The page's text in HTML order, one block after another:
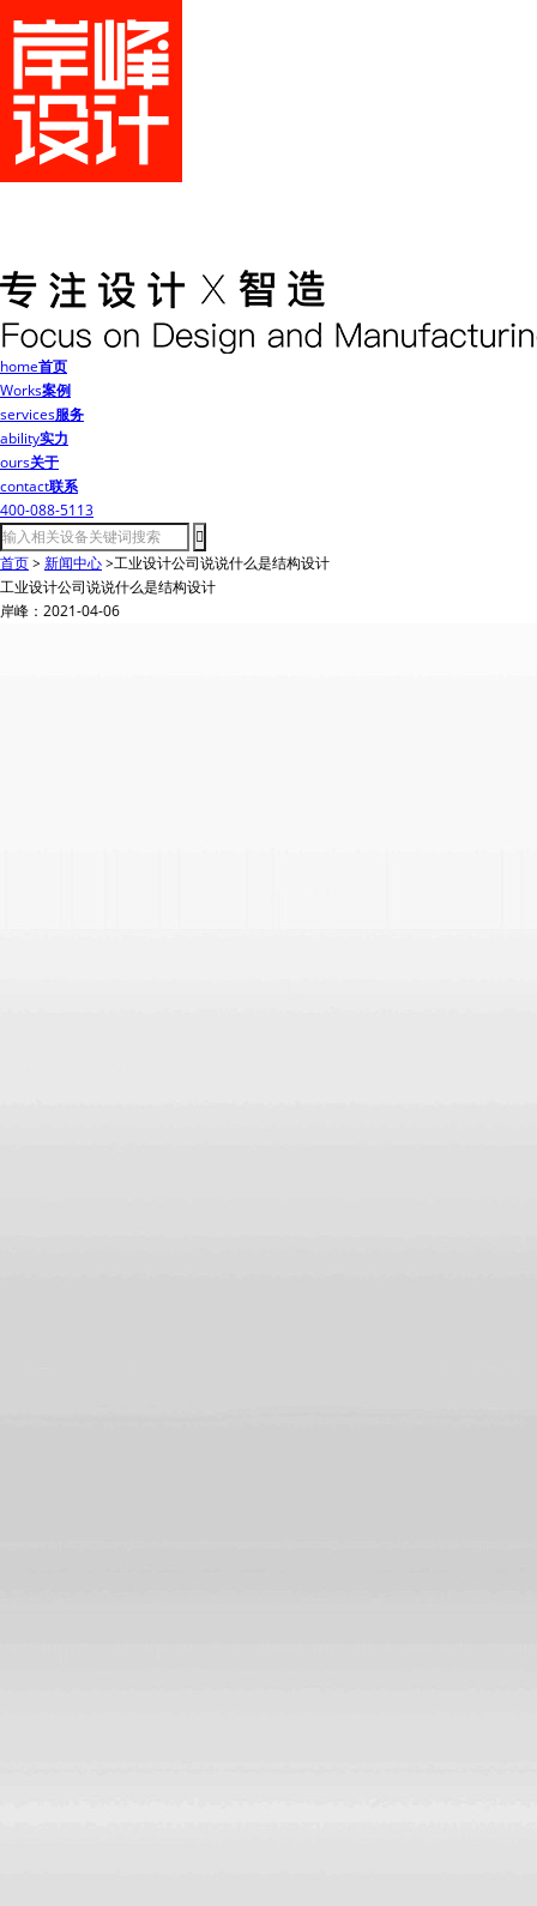
home首页
Works案例
services服务
ability实力
ours关于
contact联系
400-088-5113
首页> 新闻中心>​工业设计公司说说什么是结构设计
​工业设计公司说说什么是结构设计
岸峰：2021-04-06